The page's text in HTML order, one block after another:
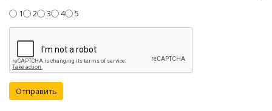
1 2 3 4 5
Отправить